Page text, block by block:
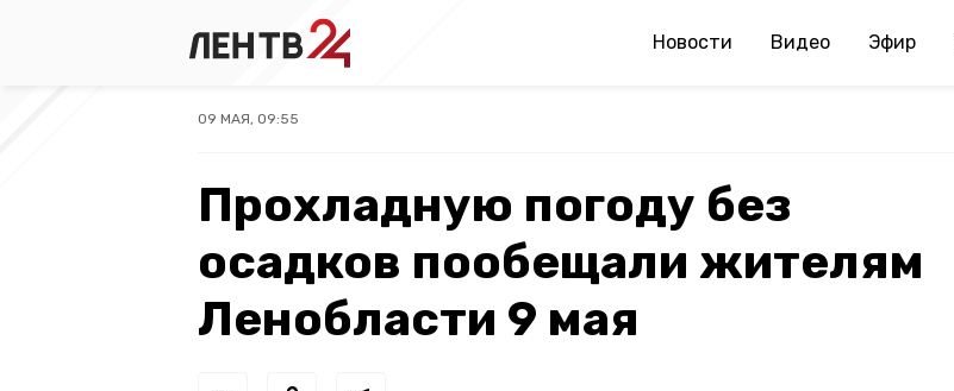
Новости Видео Эфир
09 МАЯ, 09:55
Прохладную погоду без
осадков пообещали жителям
Ленобласти 9 мая